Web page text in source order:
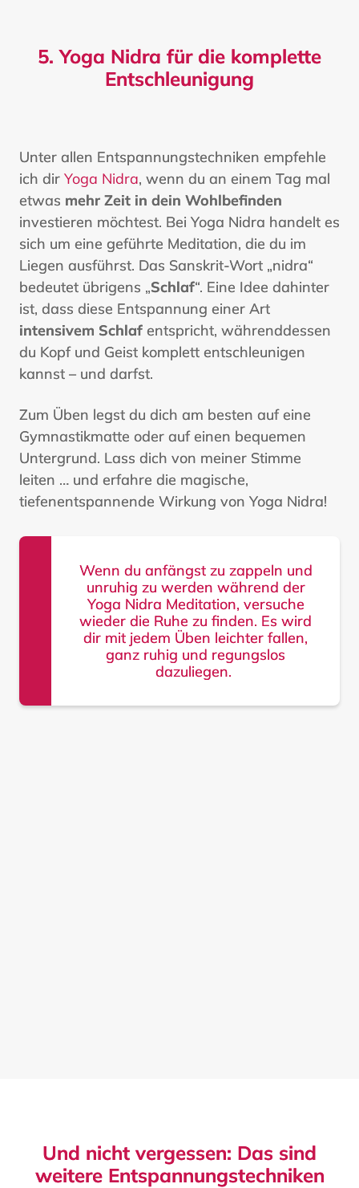
5. Yoga Nidra für die komplette
Entschleunigung
Unter allen Entspannungstechniken empfehle
ich dir Yoga Nidra, wenn du an einem Tag mal
etwas mehr Zeit in dein Wohlbefinden
investieren möchtest. Bei Yoga Nidra handelt es
sich um eine geführte Meditation, die du im
Liegen ausführst. Das Sanskrit-Wort „nidra“
bedeutet übrigens „Schlaf“. Eine Idee dahinter
ist, dass diese Entspannung einer Art
intensivem Schlaf entspricht, währenddessen
du Kopf und Geist komplett entschleunigen
kannst – und darfst.
Zum Üben legst du dich am besten auf eine
Gymnastikmatte oder auf einen bequemen
Untergrund. Lass dich von meiner Stimme
leiten … und erfahre die magische,
tiefenentspannende Wirkung von Yoga Nidra!
Wenn du anfängst zu zappeln und
unruhig zu werden während der
Yoga Nidra Meditation, versuche
wieder die Ruhe zu finden. Es wird
dir mit jedem Üben leichter fallen,
ganz ruhig und regungslos
dazuliegen.
Und nicht vergessen: Das sind
weitere Entspannungstechniken